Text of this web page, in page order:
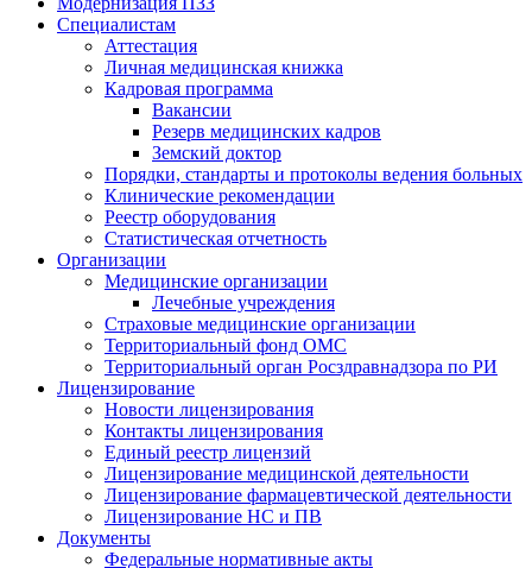
Специалистам
Аттестация
Личная медицинская книжка
Кадровая программа
Вакансии
Резерв медицинских кадров
Земский доктор
Порядки, стандарты и протоколы ведения больных
Клинические рекомендации
Реестр оборудования
Статистическая отчетность
Организации
Медицинские организации
Лечебные учреждения
Страховые медицинские организации
Территориальный фонд ОМС
Территориальный орган Росздравнадзора по РИ
Лицензирование
Новости лицензирования
Контакты лицензирования
Единый реестр лицензий
Лицензирование медицинской деятельности
Лицензирование фармацевтической деятельности
Лицензирование НС и ПВ
Документы
Федеральные нормативные акты